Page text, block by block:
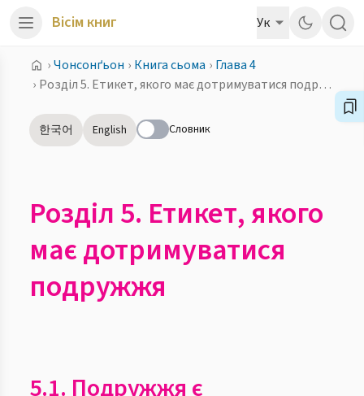
Вісім книг Ук
›Чонсонґьон › Книга сьома › Глава 4
›
Розділ 5. Етикет, якого має дотримуватися подружжя
한국어 English Словник
Розділ 5. Етикет, якого
має дотримуватися
подружжя
5.1. Подружжя є